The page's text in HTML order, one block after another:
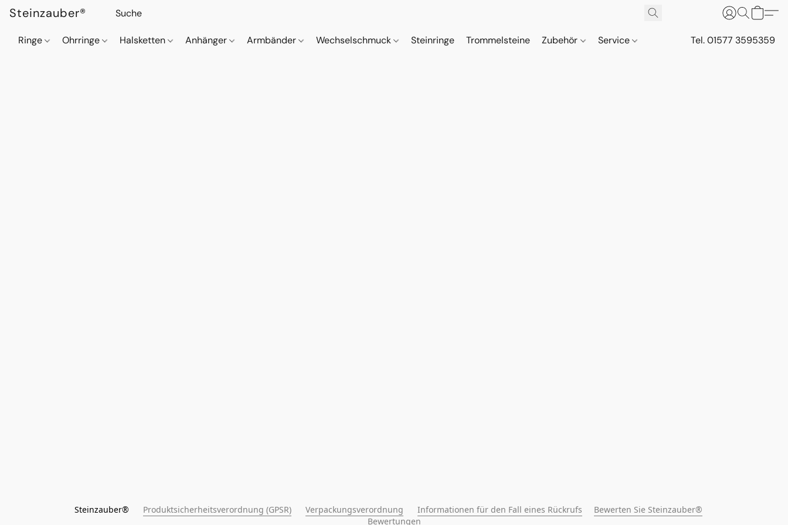
Steinzauber®
Ringe Ohrringe Halsketten Anhänger Armbänder Wechselschmuck Steinringe Trommelsteine Zubehör Service Tel. 01577 3595359
Steinzauber® Produktsicherheitsverordnung (GPSR) Verpackungsverordnung Informationen für den Fall eines Rückrufs
Bewerten Sie Steinzauber®
Bewertungen